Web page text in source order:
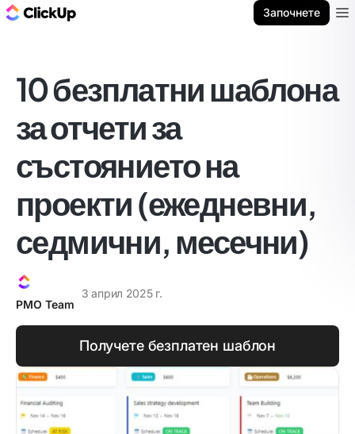
Започнете
10 безплатни шаблона
за отчети за
състоянието на
проекти (ежедневни,
седмични, месечни)
PMO Team
3 април 2025 г.
Получете безплатен шаблон